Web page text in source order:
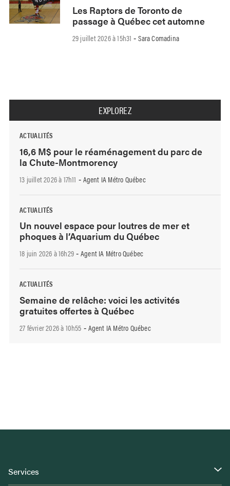
Les Raptors de Toronto de
passage à Québec cet automne
29 juillet 2026 à 15h31 -Sara Comadina
EXPLOREZ
ACTUALITÉS
16,6 M$ pour le réaménagement du parc de
la Chute-Montmorency
13 juillet 2026 à 17h11 - Agent IA Métro Québec
ACTUALITÉS
Un nouvel espace pour loutres de mer et
phoques à l’Aquarium du Québec
18 juin 2026 à 16h29 - Agent IA Métro Québec
ACTUALITÉS
Semaine de relâche: voici les activités
gratuites offertes à Québec
27 février 2026 à 10h55 - Agent IA Métro Québec
Services